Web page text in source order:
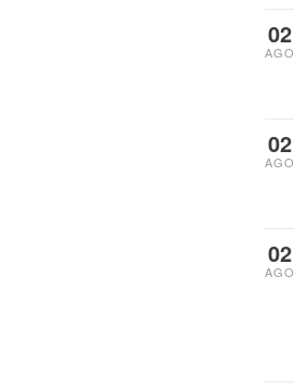
02
AGO
02
AGO
02
AGO